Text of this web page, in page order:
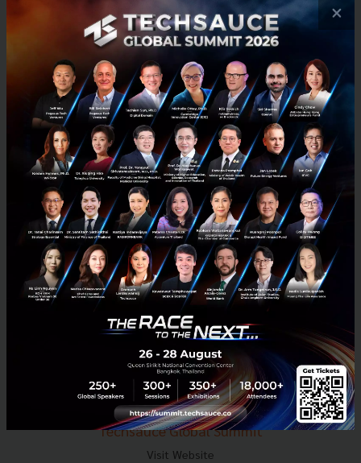
startup snapchat Startup Squads
E-mail :contact@techsauce.co
Tel : 02-001-5375
Mobile : 06-4658-9500
Techsauce Media
About Techsauce
Techsauce Services
Privacy Policy
ส่งบทความ
Techsauce Global Summit
Visit Website
×